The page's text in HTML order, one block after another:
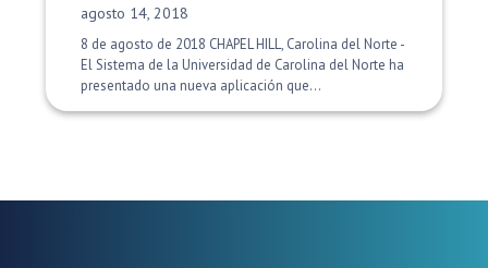
Fecha de publicación:
agosto 14, 2018
8 de agosto de 2018 CHAPEL HILL, Carolina del Norte -
El Sistema de la Universidad de Carolina del Norte ha
presentado una nueva aplicación que...